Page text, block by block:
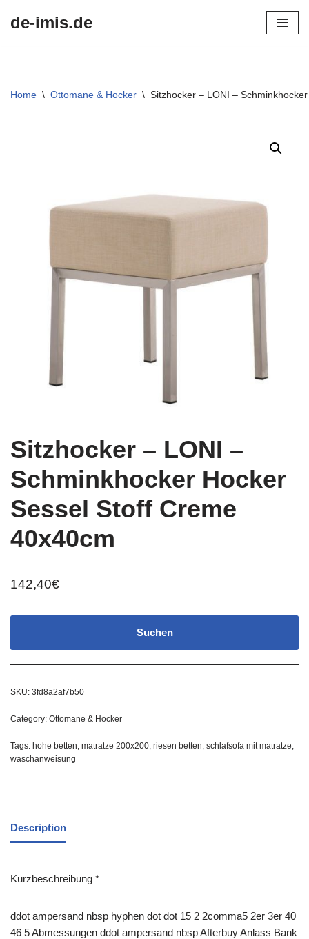
de-imis.de
Home \ Ottomane & Hocker \ Sitzhocker – LONI –
Sitzhocker – LONI –
Schminkhocker Hocker
Sessel Stoff Creme
40x40cm
142,40€
Suchen
SKU: 3fd8a2af7b50
Category: Ottomane & Hocker
Tags: hohe betten, matratze 200x200, riesen betten, schlafsofa mit matratze,
waschanweisung
Description
Kurzbeschreibung *
ddot ampersand nbsp hyphen dot dot 15 2 2comma5 2er 3er 40
46 5 Abmessungen ddot ampersand nbsp Afterbuy Anlass Bank